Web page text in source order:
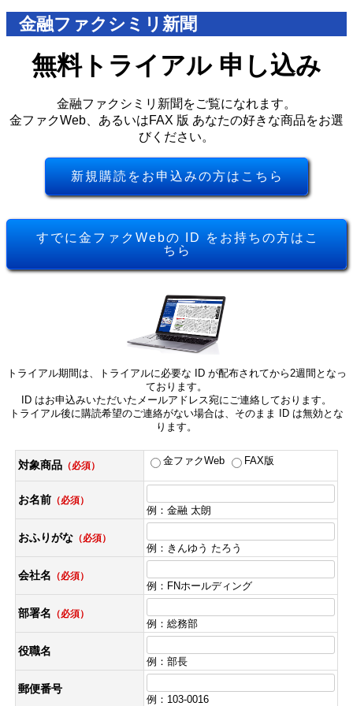
金融ファクシミリ新聞
無料トライアル 申し込み
金融ファクシミリ新聞をご覧になれます。
金ファクWeb、あるいはFAX 版 あなたの好きな商品をお選
びください。
新規購読をお申込みの方はこちら
すでに金ファクWebの ID をお持ちの方はこ
ちら
トライアル期間は、トライアルに必要な ID が配布されてから2週間となっ
ております。
ID はお申込みいただいたメールアドレス宛にご連絡しております。
トライアル後に購読希望のご連絡がない場合は、そのまま ID は無効とな
ります。
対象商品（必須） 金ファクWeb FAX版
お名前（必須）
例：金融 太朗
おふりがな（必須）
例：きんゆう たろう
会社名 （必須）
例：FNホールディング
部署名 （必須）
例：総務部
役職名
例：部長
郵便番号
例：103-0016